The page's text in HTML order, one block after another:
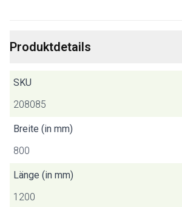
Produktdetails
SKU
208085
Breite (in mm)
800
Länge (in mm)
1200